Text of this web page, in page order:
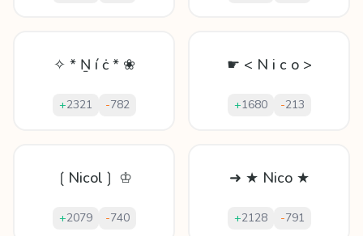
✧ * Ṉ í ċ * ❀
+2321 -782
☛ < N i c o >
+1680 -213
❲Nicol❳ ♔
+2079 -740
➜ ★ Nico ★
+2128 -791